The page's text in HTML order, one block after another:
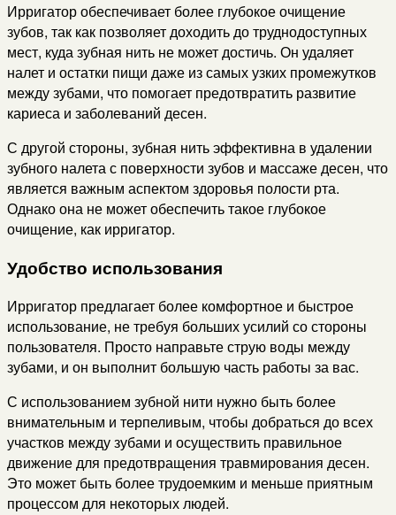
Ирригатор обеспечивает более глубокое очищение
зубов, так как позволяет доходить до труднодоступных
мест, куда зубная нить не может достичь. Он удаляет
налет и остатки пищи даже из самых узких промежутков
между зубами, что помогает предотвратить развитие
кариеса и заболеваний десен.
С другой стороны, зубная нить эффективна в удалении
зубного налета с поверхности зубов и массаже десен, что
является важным аспектом здоровья полости рта.
Однако она не может обеспечить такое глубокое
очищение, как ирригатор.
Удобство использования
Ирригатор предлагает более комфортное и быстрое
использование, не требуя больших усилий со стороны
пользователя. Просто направьте струю воды между
зубами, и он выполнит большую часть работы за вас.
С использованием зубной нити нужно быть более
внимательным и терпеливым, чтобы добраться до всех
участков между зубами и осуществить правильное
движение для предотвращения травмирования десен.
Это может быть более трудоемким и меньше приятным
процессом для некоторых людей.